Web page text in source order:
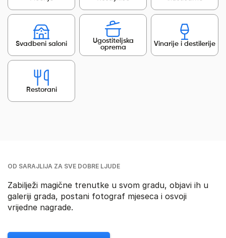
Svadbeni saloni
Ugostiteljska
oprema
Vinarije i destilerije
Restorani
OD SARAJLIJA ZA SVE DOBRE LJUDE
Zabilježi magične trenutke u svom gradu, objavi ih u
galeriji grada, postani fotograf mjeseca i osvoji
vrijedne nagrade.